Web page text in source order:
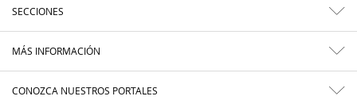
SECCIONES
MÁS INFORMACIÓN
CONOZCA NUESTROS PORTALES